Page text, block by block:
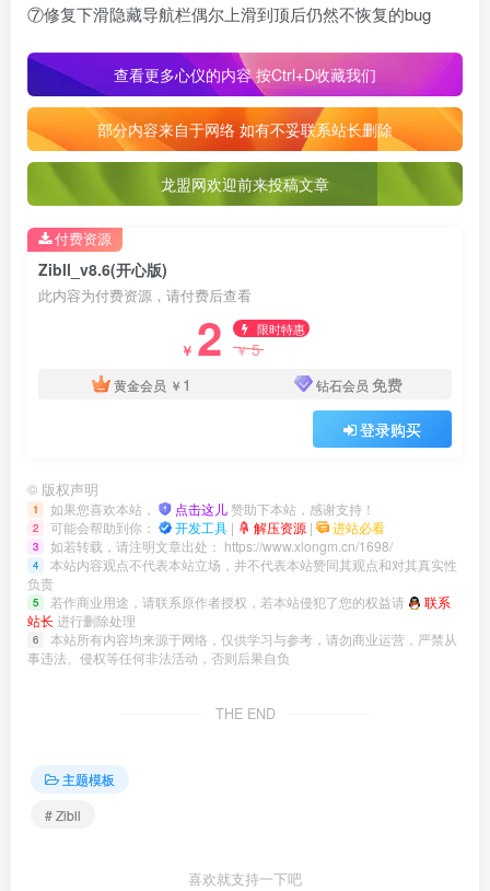
⑦修复下滑隐藏导航栏偶尔上滑到顶后仍然不恢复的bug
查看更多心仪的内容 按Ctrl+D收藏我们
部分内容来自于网络 如有不妥联系站长删除
龙盟网欢迎前来投稿文章
Zibll_v8.6(开心版)
此内容为付费资源，请付费后查看
￥ 2 限时特惠
￥5
黄金会员 ￥ 1 钻石会员 免费
登录购买
付费资源
© 版权声明
1 如果您喜欢本站， 点击这儿赞助下本站，感谢支持！
2 可能会帮助到你： 开发工具 | 解压资源 | 进站必看
3 如若转载，请注明文章出处： https://www.xlongm.cn/1698/
4
本站内容观点不代表本站立场，并不代表本站赞同其观点和对其真实性
负责
5 若作商业用途，请联系原作者授权，若本站侵犯了您的权益请
联系
站长 进行删除处理
6
本站所有内容均来源于网络，仅供学习与参考，请勿商业运营，严禁从
事违法、侵权等任何非法活动，否则后果自负
THE END
主题模板
# Zibll
喜欢就支持一下吧